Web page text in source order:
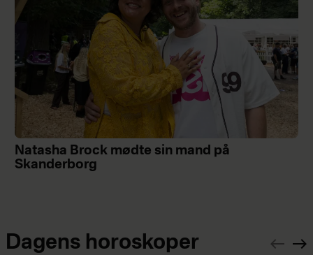
Natasha Brock mødte sin mand på
Skanderborg
Dagens horoskoper